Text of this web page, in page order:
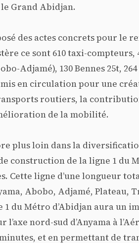
Grand Abidjan.
des actes concrets pour le
ce sont 610 taxi-
Adjamé), 130 Bennes 25t,
en circulation pour une
routiers, la
de la mobilité.
plus loin dans la
construction de la ligne 1 du
Cette ligne d’une longueur
Abobo, Adjamé,
1 du Métro d’Abidjan aura un
nord-sud d’Anyama à
et en permettant de